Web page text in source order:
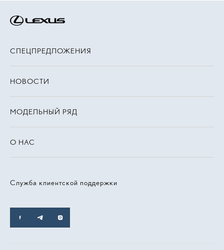
Служба клиентской поддержки
СПЕЦПРЕДЛОЖЕНИЯ
НОВОСТИ
МОДЕЛЬНЫЙ РЯД
О НАС